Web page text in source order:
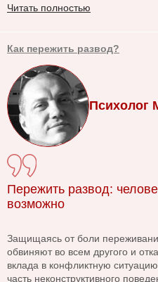
Читать полностью
Как пережить развод?
Психолог
Пережить развод:
возможно
Защищаясь от боли
обвиняют во всем другого и
вклада в конфликтную
часть неконструктивного